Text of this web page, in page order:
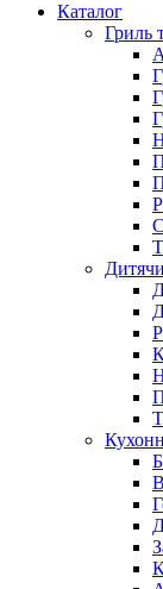
Каталог
Гриль